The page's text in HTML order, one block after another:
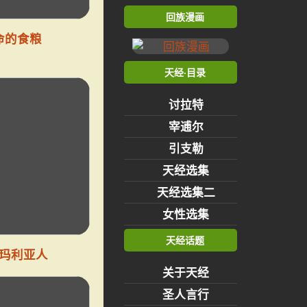
的食粮
利亚人
回族漫画
天经·目录
讨拉特
宰逋尔
引支勒
天经选集
天经选集二
女性选集
天经话题
关于天经
圣人言行